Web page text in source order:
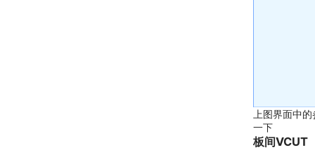
上图界面中
一下
板间VCUT